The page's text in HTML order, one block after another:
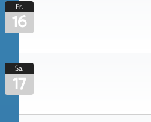
Fr.
16
Sa.
17